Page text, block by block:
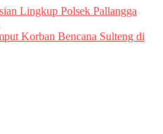
Lingkup Polsek Pallangga
Korban Bencana Sulteng di